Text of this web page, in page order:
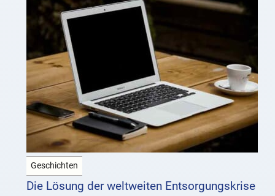
Geschichten
Die Lösung der weltweiten Entsorgungskrise